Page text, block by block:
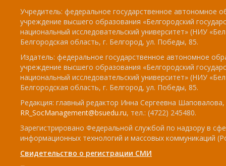
Учредитель: федеральное государственное автономное
учреждение высшего образования «Белгородский
национальный исследовательский университет» (НИУ
Белгородская область, г. Белгород, ул. Победы, 85.
Издатель: федеральное государственное автономное
учреждение высшего образования «Белгородский
национальный исследовательский университет» (НИУ
Белгородская область, г. Белгород, ул. Победы, 85.
Редакция: главный редактор Инна Сергеевна
RR_SocManagement@bsuedu.ru, тел.: (4722) 245480.
Зарегистрировано Федеральной службой по надзору в
информационных технологий и массовых коммуникаций
Свидетельство о регистрации СМИ